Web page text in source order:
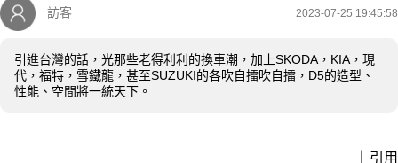
訪客 2023-07-25 19:45:58
引進台灣的話，光那些老得利利的換車潮，加上SKODA，KIA，現
代，福特，雪鐵龍，甚至SUZUKI的各吹自擂吹自擂，D5的造型、
性能、空間將一統天下。
引用